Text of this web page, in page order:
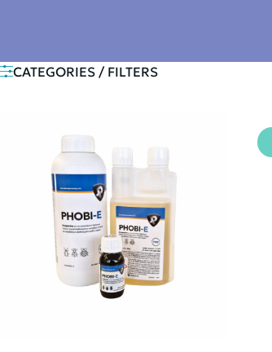
CATEGORIES / FILTERS